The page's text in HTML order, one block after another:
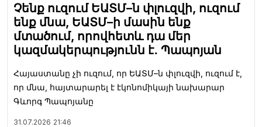
Չենք ուզում ԵԱՏՄ–ն փլուզվի, ուզում
ենք մնա, ԵԱՏՄ–ի մասին ենք
մտածում, որովհետև դա մեր
կազմակերպությունն է․ Պապոյան
Հայաստանը չի ուզում, որ ԵԱՏՄ–ն փլուզվի, ուզում է,
որ մնա, հայտարարել է էկոնոմիկայի նախարար
Գևորգ Պապոյանը
31.07.2026 21:46